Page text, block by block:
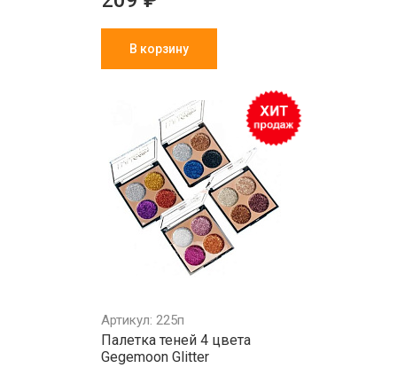
В корзину
Артикул: 225п
Палетка теней 4 цвета
Gegemoon Glitter